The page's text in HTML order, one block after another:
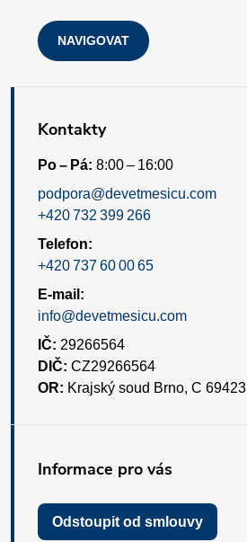
NAVIGOVAT
Kontakty
Po – Pá: 8:00 – 16:00
podpora@devetmesicu.com
+420 732 399 266
Telefon:
+420 737 60 00 65
E-mail:
info@devetmesicu.com
IČ: 29266564
DIČ: CZ29266564
OR: Krajský soud Brno, C 69423
Informace pro vás
Odstoupit od smlouvy